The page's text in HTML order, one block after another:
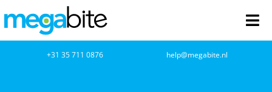
naar
inhoud
+31 35 711 0876 help@megabite.nl